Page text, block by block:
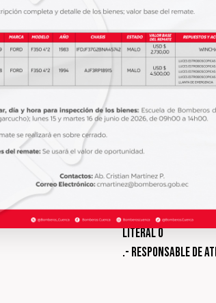
Literal k
.- Planes y
Literal l
.- Contratos de
Literal m
.- Mecanismos de
Literal n
Literal o
.- Responsable de